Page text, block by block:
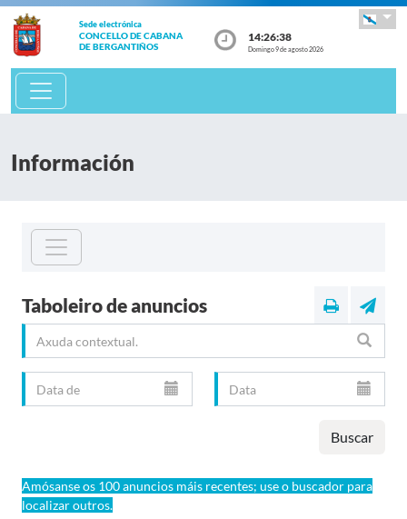
Sede electrónica
CONCELLO DE CABANA
DE BERGANTIÑOS
14:26:39
Domingo 9 de agosto 2026
Información
Taboleiro de anuncios
Buscar
Amósanse os 100 anuncios máis recentes; use o buscador para
localizar outros.